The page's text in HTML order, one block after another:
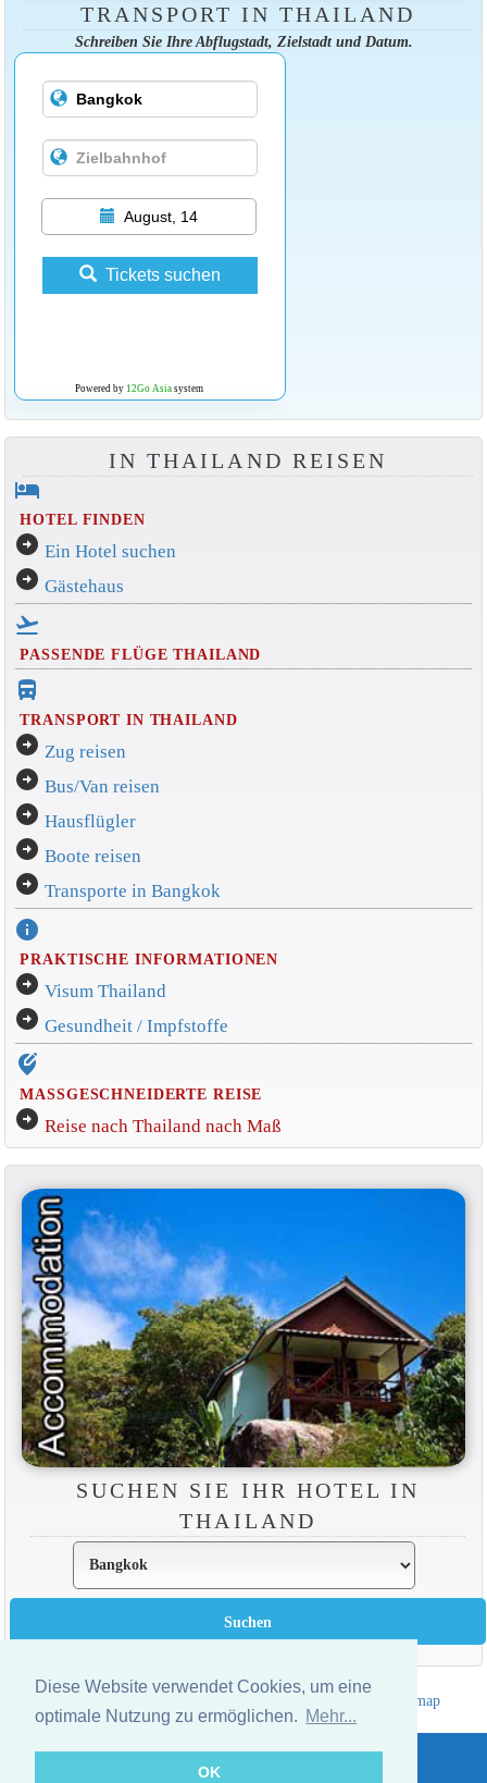
Diese Website verwendet Cookies, um eine
optimale Nutzung zu ermöglichen. Mehr...
OK
TRANSPORT IN THAILAND
Schreiben Sie Ihre Abflugstadt, Zielstadt und Datum.
August, 14
Tickets suchen
Powered by 12Go Asiasystem
IN THAILAND REISEN
hotel
HOTEL FINDEN
arrow_circle_right Ein Hotel suchen
arrow_circle_right Gästehaus
flight_takeoff
PASSENDE FLÜGE THAILAND
directions_bus_filled
TRANSPORT IN THAILAND
arrow_circle_right Zug reisen
arrow_circle_right Bus/Van reisen
arrow_circle_right Hausflügler
arrow_circle_right Boote reisen
arrow_circle_right Transporte in Bangkok
info
PRAKTISCHE INFORMATIONEN
arrow_circle_right Visum Thailand
arrow_circle_right Gesundheit / Impfstoffe
edit_location_alt
MASSGESCHNEIDERTE REISE
arrow_circle_right Reise nach Thailand nach Maß
SUCHEN SIE IHR HOTEL IN
THAILAND
Gehe nach Thailand
Sitemap
Website © Thailandee.com - 2026